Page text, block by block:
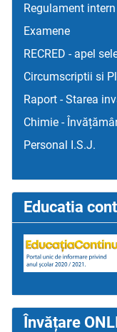
Regulament intern
Examene
RECRED - apel
Circumscriptii si
Raport - Starea
Chimie -
Personal I.S.J.
Educatia
Învățare